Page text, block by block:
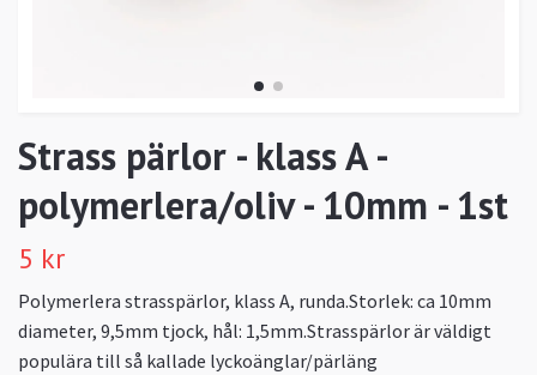
Strass pärlor - klass A -
polymerlera/oliv - 10mm - 1st
5 kr
Polymerlera strasspärlor, klass A, runda.Storlek: ca 10mm
diameter, 9,5mm tjock, hål: 1,5mm.Strasspärlor är väldigt
populära till så kallade lyckoänglar/pärläng